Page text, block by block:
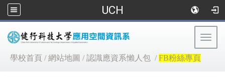
UCH
學校首頁 /網站地圖 /認識應資系懶人包 /FB粉絲專頁